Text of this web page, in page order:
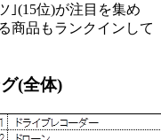
｣(15位)が注目を集め
商品もランクインして
(全体)